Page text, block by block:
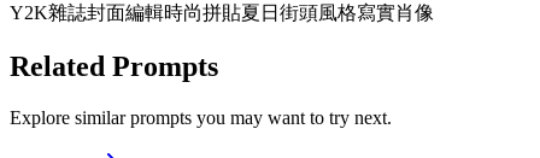
Y2K雜誌封面編輯時尚拼貼夏日街頭風格寫實肖像
Related Prompts
Explore similar prompts you may want to try next.